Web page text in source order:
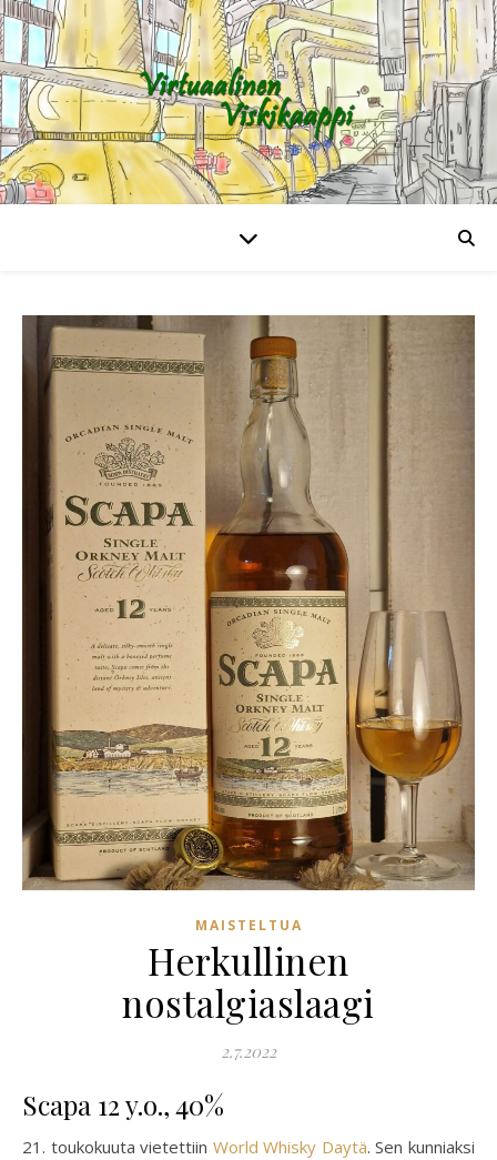
MAISTELTUA
Herkullinen
nostalgiaslaagi
2.7.2022
Scapa 12 y.o., 40%
21. toukokuuta vietettiin World Whisky Daytä. Sen kunniaksi